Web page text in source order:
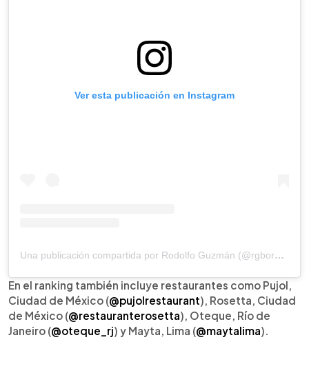
Ver esta publicación en Instagram
Una publicación compartida por Rodolfo Guzmán (@rgborago)
En el ranking también incluye restaurantes como Pujol,
Ciudad de México (@pujolrestaurant), Rosetta, Ciudad
de México (@restauranterosetta), Oteque, Río de
Janeiro (@oteque_rj) y Mayta, Lima (@maytalima).